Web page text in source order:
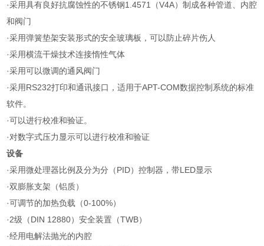
·采用具有良好抗腐蚀性的不锈钢1.4571（V4A）制成各种管道、内腔
和阀门
·采用弹簧垫架安装形式的安全玻璃板，可以防止碎片伤人
·采用横流干燥技术连接惰性气体
·采用可以微调的通风阀门
·采用RS232打印和通讯接口，适用于APT-COM数据控制系统的标准
软件。
·可以进行校准和验证。
·对数字式压力显示可以进行校准和验证
设备
·采用微处理器比例及分为分（PID）控制器，带LED显示
·双膨胀支架（铝质）
·可调节的加热负载（0-100%）
·2级（DIN 12880）安全装置（TWB）
·经用电解法抛光的内腔